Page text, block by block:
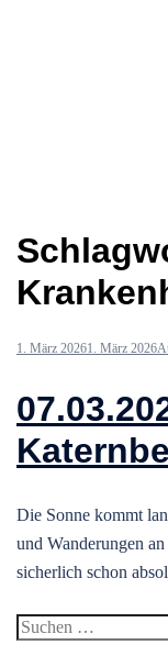
1. März 20261. März 2026
Die Sonne kommt
und Wanderungen
sicherlich schon
Suchen